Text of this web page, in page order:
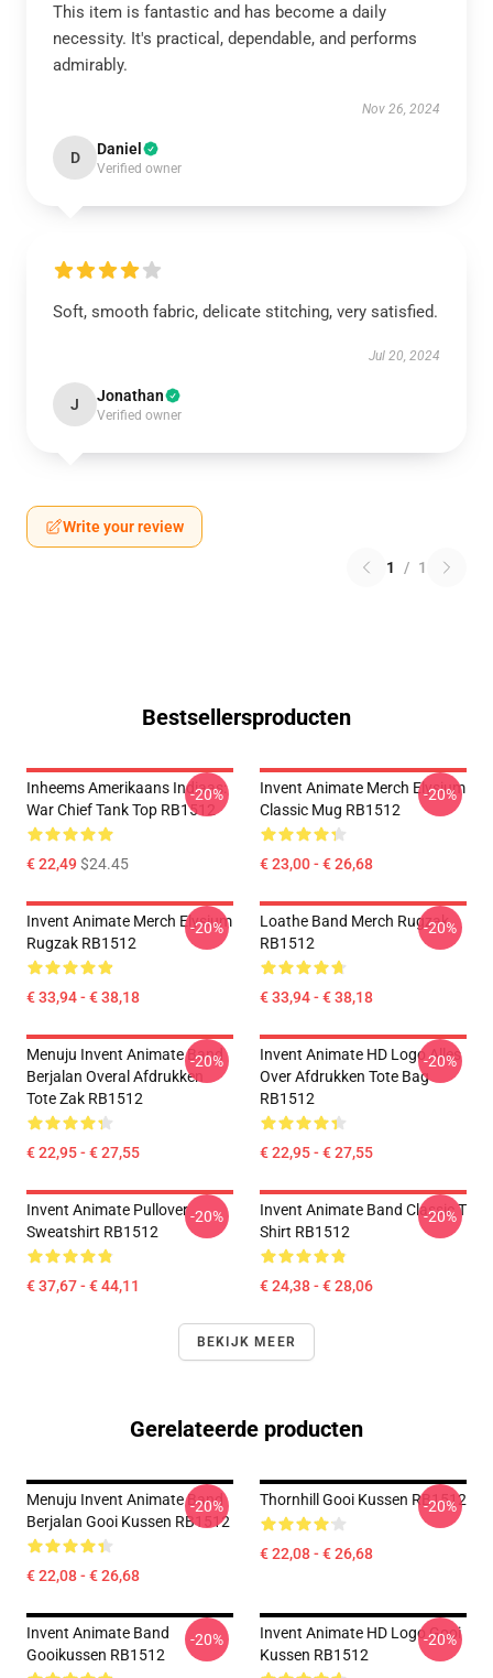
This item is fantastic and has become a daily
necessity. It's practical, dependable, and performs
admirably.
Nov 26, 2024
D Daniel
Verified owner
Soft, smooth fabric, delicate stitching, very satisfied.
Jul 20, 2024
J Jonathan
Verified owner
Write your review
1 / 1
Bestsellersproducten
Inheems Amerikaans Indiaas:
War Chief Tank Top RB1512
€ 22,49$24.45
-20%
Invent Animate Merch Elysium
Classic Mug RB1512
€ 23,00 - € 26,68
-20%
Invent Animate Merch Elysium
Rugzak RB1512
€ 33,94 - € 38,18
-20%
Loathe Band Merch Rugzak
RB1512
€ 33,94 - € 38,18
-20%
Menuju Invent Animate Band
Berjalan Overal Afdrukken
Tote Zak RB1512
€ 22,95 - € 27,55
-20%
Invent Animate HD Logo Alles
Over Afdrukken Tote Bag
RB1512
€ 22,95 - € 27,55
-20%
Invent Animate Pullover
Sweatshirt RB1512
€ 37,67 - € 44,11
-20%
Invent Animate Band Classic T
Shirt RB1512
€ 24,38 - € 28,06
-20%
BEKIJK MEER
Gerelateerde producten
Menuju Invent Animate Band
Berjalan Gooi Kussen RB1512
€ 22,08 - € 26,68
-20% Thornhill Gooi Kussen RB1512
€ 22,08 - € 26,68
-20%
Invent Animate Band
Gooikussen RB1512
-20%
Invent Animate HD Logo Gooi
Kussen RB1512
-20%